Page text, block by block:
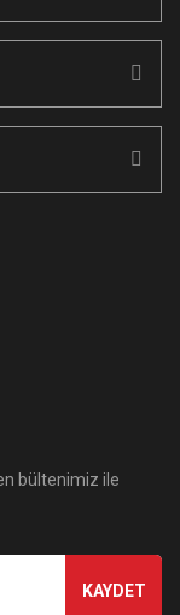
bültenimiz ile
KAYDET